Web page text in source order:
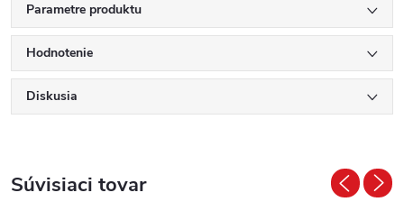
Parametre produktu
Hodnotenie
Diskusia
Súvisiaci tovar